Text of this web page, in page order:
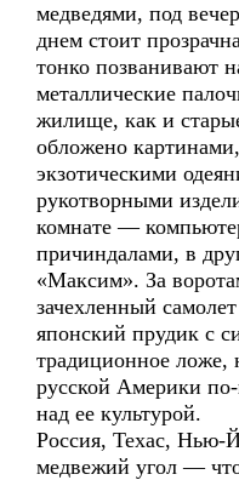
медведями, под
днем стоит
тонко позванивают
металлические
жилище, как и
обложено
экзотическими
рукотворными
комнате —
причиндалами, в
«Максим». За
зачехленный
японский прудик с
традиционное ложе,
русской Америки
над ее культурой.
Россия, Техас, Нью-
медвежий угол —